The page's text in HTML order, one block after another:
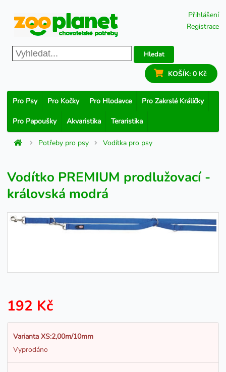
Přihlášení
Registrace
Hledat
KOŠÍK: 0 Kč
Pro Psy Pro Kočky Pro Hlodavce Pro Zakrslé Králíčky
Pro Papoušky Akvaristika Teraristika
Potřeby pro psy Vodítka pro psy
Vodítko PREMIUM prodlužovací -
královská modrá
192 Kč
Varianta XS:2,00m/10mm
Vyprodáno